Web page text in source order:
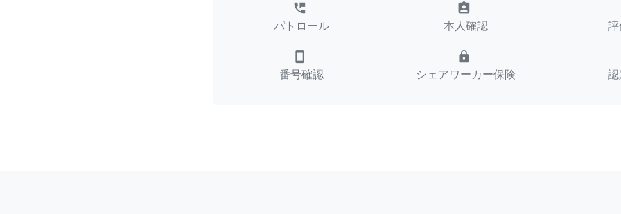
perm_phone_msg
パトロール
assignment_ind
本人確認
smartphone
番号確認
lock
シェアワーカー保険